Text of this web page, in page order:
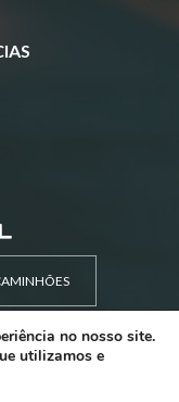
no nosso site.
utilizamos e